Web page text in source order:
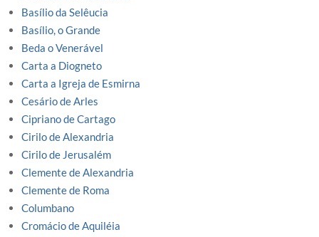
Basílio da Selêucia
Basílio, o Grande
Beda o Venerável
Carta a Diogneto
Carta a Igreja de Esmirna
Cesário de Arles
Cipriano de Cartago
Cirilo de Alexandria
Cirilo de Jerusalém
Clemente de Alexandria
Clemente de Roma
Columbano
Cromácio de Aquiléia